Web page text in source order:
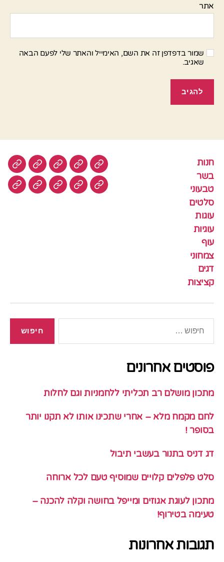
אתר
שמור בדפדפן זה את השם, האימייל והאתר שלי לפעם הבאה
שאגיב.
חנות
בשר
טבעוני
סלטים
עוגות
עוגיות
עוף
צמחוני
דגים
קציצות
חנות בשר טבעוניסלטים
עוגיותעוף צמחונידגים
פוסטים אחרונים
מתכון מושלם רב תכליתי ללחמניות וגם לחלות
לחם מקמח מלא – אחרי שתכינו אותו לא תקנו יותר
בסופר !
דג דניס בתנור בעשבי תיבול
סלט פלפלים קלויים שמוסיף טעם לכל ארוחה
מתכון לעוגת אגוזים ומייפל בחושה וקלה להכנה –
טעימה בטירוף!
תגובות אחרונות